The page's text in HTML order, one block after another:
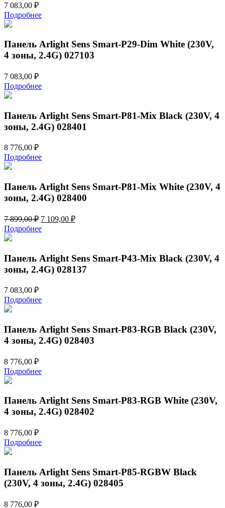
7 083,00 ₽
Подробнее
Панель Arlight Sens Smart-P29-Dim White (230V,
4 зоны, 2.4G) 027103
7 083,00 ₽
Подробнее
Панель Arlight Sens Smart-P81-Mix Black (230V, 4
зоны, 2.4G) 028401
8 776,00 ₽
Подробнее
Панель Arlight Sens Smart-P81-Mix White (230V, 4
зоны, 2.4G) 028400
7 899,00₽ Первоначальная
цена
составляла
899,00 ₽.
7 109,00 ₽Текущая
Подробнее
Панель Arlight Sens Smart-P43-Mix Black (230V, 4
зоны, 2.4G) 028137
7 083,00 ₽
Подробнее
Панель Arlight Sens Smart-P83-RGB Black (230V,
4 зоны, 2.4G) 028403
8 776,00 ₽
Подробнее
Панель Arlight Sens Smart-P83-RGB White (230V,
4 зоны, 2.4G) 028402
8 776,00 ₽
Подробнее
Панель Arlight Sens Smart-P85-RGBW Black
(230V, 4 зоны, 2.4G) 028405
8 776,00 ₽